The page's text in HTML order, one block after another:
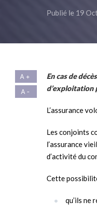
Publié le 19
En cas de
d’exploitation
L’assurance
Les conjoints
l’assurance
d’activité du
Cette
qu’ils ne